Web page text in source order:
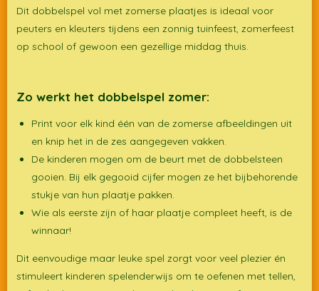
Dit dobbelspel vol met zomerse plaatjes is ideaal voor
peuters en kleuters tijdens een zonnig tuinfeest, zomerfeest
op school of gewoon een gezellige middag thuis.
Zo werkt het dobbelspel zomer:
Print voor elk kind één van de zomerse afbeeldingen uit
en knip het in de zes aangegeven vakken.
De kinderen mogen om de beurt met de dobbelsteen
gooien. Bij elk gegooid cijfer mogen ze het bijbehorende
stukje van hun plaatje pakken.
Wie als eerste zijn of haar plaatje compleet heeft, is de
winnaar!
Dit eenvoudige maar leuke spel zorgt voor veel plezier én
stimuleert kinderen spelenderwijs om te oefenen met tellen,